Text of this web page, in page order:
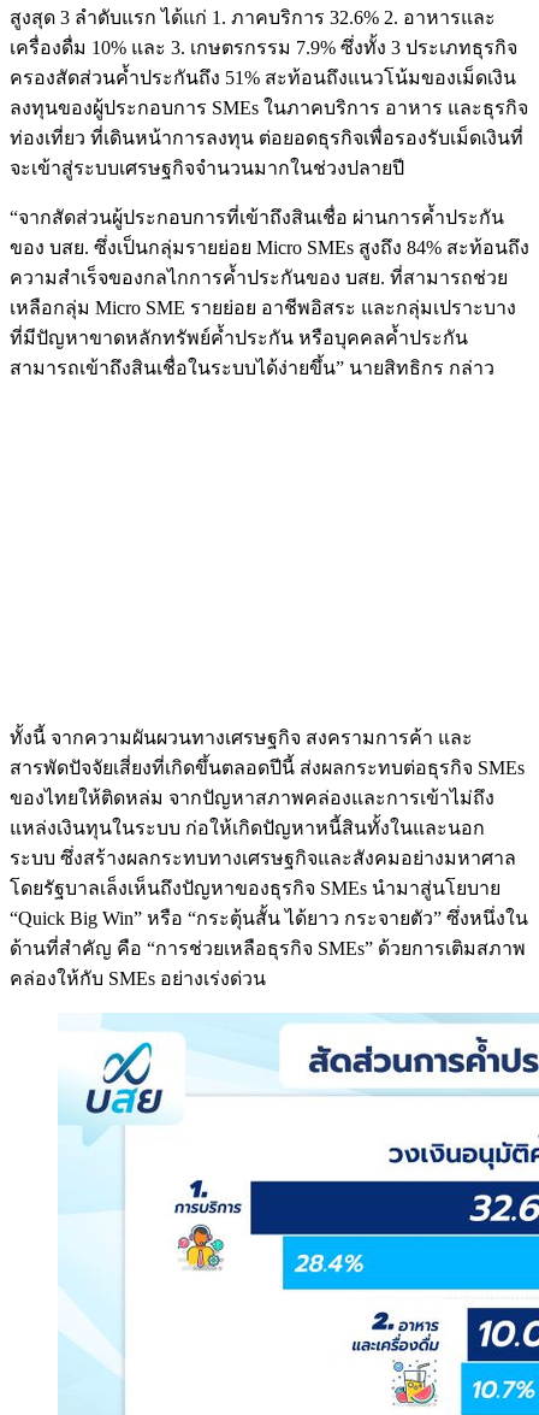
สูงสุด 3 ลำดับแรก ได้แก่ 1. ภาคบริการ 32.6% 2. อาหารและ
เครื่องดื่ม 10% และ 3. เกษตรกรรม 7.9% ซึ่งทั้ง 3 ประเภทธุรกิจ
ครองสัดส่วนค้ำประกันถึง 51% สะท้อนถึงแนวโน้มของเม็ดเงิน
ลงทุนของผู้ประกอบการ SMEs ในภาคบริการ อาหาร และธุรกิจ
ท่องเที่ยว ที่เดินหน้าการลงทุน ต่อยอดธุรกิจเพื่อรองรับเม็ดเงินที่
จะเข้าสู่ระบบเศรษฐกิจจำนวนมากในช่วงปลายปี
“จากสัดส่วนผู้ประกอบการที่เข้าถึงสินเชื่อ ผ่านการค้ำประกัน
ของ บสย. ซึ่งเป็นกลุ่มรายย่อย Micro SMEs สูงถึง 84% สะท้อนถึง
ความสำเร็จของกลไกการค้ำประกันของ บสย. ที่สามารถช่วย
เหลือกลุ่ม Micro SME รายย่อย อาชีพอิสระ และกลุ่มเปราะบาง
ที่มีปัญหาขาดหลักทรัพย์ค้ำประกัน หรือบุคคลค้ำประกัน
สามารถเข้าถึงสินเชื่อในระบบได้ง่ายขึ้น” นายสิทธิกร กล่าว
ทั้งนี้ จากความผันผวนทางเศรษฐกิจ สงครามการค้า และ
สารพัดปัจจัยเสี่ยงที่เกิดขึ้นตลอดปีนี้ ส่งผลกระทบต่อธุรกิจ SMEs
ของไทยให้ติดหล่ม จากปัญหาสภาพคล่องและการเข้าไม่ถึง
แหล่งเงินทุนในระบบ ก่อให้เกิดปัญหาหนี้สินทั้งในและนอก
ระบบ ซึ่งสร้างผลกระทบทางเศรษฐกิจและสังคมอย่างมหาศาล
โดยรัฐบาลเล็งเห็นถึงปัญหาของธุรกิจ SMEs นำมาสู่นโยบาย
“Quick Big Win” หรือ “กระตุ้นสั้น ได้ยาว กระจายตัว” ซึ่งหนึ่งใน
ด้านที่สำคัญ คือ “การช่วยเหลือธุรกิจ SMEs” ด้วยการเติมสภาพ
คล่องให้กับ SMEs อย่างเร่งด่วน